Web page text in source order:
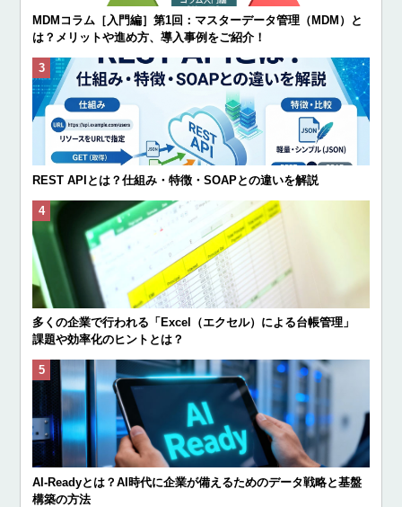
MDMコラム［入門編］第1回：マスターデータ管理（MDM）と
は？メリットや進め方、導入事例をご紹介！
REST APIとは？仕組み・特徴・SOAPとの違いを解説
多くの企業で行われる「Excel（エクセル）による台帳管理」
課題や効率化のヒントとは？
AI-Readyとは？AI時代に企業が備えるためのデータ戦略と基盤
構築の方法